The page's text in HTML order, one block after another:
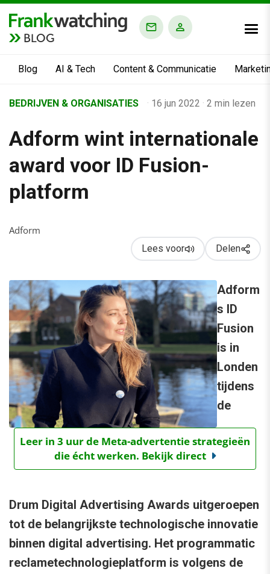
BLOG
Blog AI & Tech Content & Communicatie
Business Channel
Alle artikelen
›
BEDRIJVEN & ORGANISATIES · 16 jun 2022 · 2 min lezen
Adform wint internationale
award voor ID Fusion-
platform
Adform
Lees voor Delen
Leer in 3 uur de Meta-advertentie strategieën
die écht werken. Bekijk direct
Adform
s ID
Fusion
is in
Londen
tijdens
de
Drum Digital Advertising Awards uitgeroepen
tot de belangrijkste technologische innovatie
binnen digital advertising. Het programmatic
reclametechnologieplatform is volgens de